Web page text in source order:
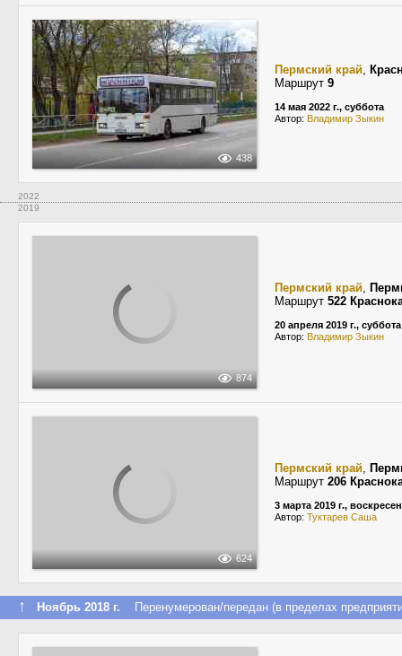
438
Пермский край,
Маршрут 9
14 мая 2022 г., суббота
Автор: Владимир Зыкин
2022
2019
874
Пермский край,
Маршрут 522
20 апреля 2019 г., суббота
Автор: Владимир Зыкин
624
Пермский край,
Маршрут 206
3 марта 2019 г.,
Автор: Туктарев Саша
↑ Ноябрь 2018 г. Перенумерован/передан (в пределах